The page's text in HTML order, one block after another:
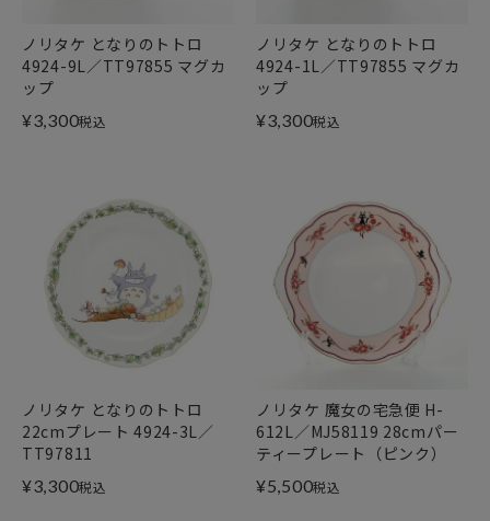
ノリタケ となりのトトロ
4924-9L／TT97855 マグカ
ップ
¥3,300税込
ノリタケ となりのトトロ
4924-1L／TT97855 マグカ
ップ
¥3,300税込
ノリタケ となりのトトロ
22cmプレート 4924-3L／
TT97811
¥3,300税込
ノリタケ 魔女の宅急便 H-
612L／MJ58119 28cmパー
ティープレート（ピンク）
¥5,500税込